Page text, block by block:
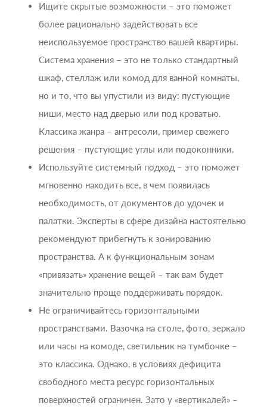
Ищите скрытые возможности – это поможет
более рационально задействовать все
неиспользуемое пространство вашей квартиры.
Система хранения – это не только стандартный
шкаф, стеллаж или комод для ванной комнаты,
но и то, что вы упустили из виду: пустующие
ниши, место над дверью или под кроватью.
Классика жанра – антресоли, пример свежего
решения – пустующие углы или подоконники.
Используйте системный подход – это поможет
мгновенно находить все, в чем появилась
необходимость, от документов до удочек и
палатки. Эксперты в сфере дизайна настоятельно
рекомендуют прибегнуть к зонированию
пространства. А к функциональным зонам
«привязать» хранение вещей – так вам будет
значительно проще поддерживать порядок.
Не ограничивайтесь горизонтальными
пространствами. Вазочка на столе, фото, зеркало
или часы на комоде, светильник на тумбочке –
это классика. Однако, в условиях дефицита
свободного места ресурс горизонтальных
поверхностей ограничен. Зато у «вертикалей» –